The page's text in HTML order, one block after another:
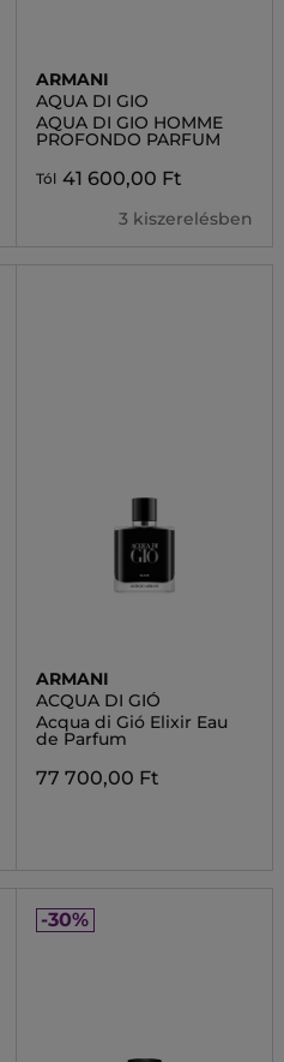
ARMANI
AQUA DI GIO
AQUA DI GIO HOMME
PROFONDO PARFUM
Tól 41 600,00 Ft
3 kiszerelésben
ARMANI
ACQUA DI GIÓ
Acqua di Gió Elixir Eau
de Parfum
77 700,00 Ft
-30%